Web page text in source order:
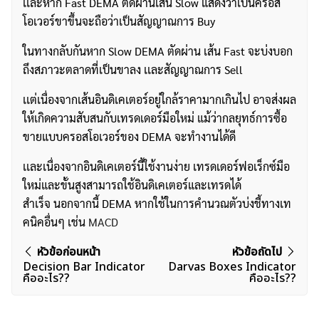
สำหรับ:
โอเวอร์ขาขึ้นจะถือว่าเป็นสัญญาณการ Buy
ในทางกลับกันหาก Slow DEMA ตัดผ่าน เส้น Fast จะบ่งบอก
ถึงสภาวะตลาดที่เป็นขาลง เเละสัญญาณการ Sell
เเต่เนื่องจากเส้นอินดิเคเตอร์อยู่ใกล้ราคามากเกินไป อาจส่งผล
ให้เกิดความสับสนกับเทรดเดอร์มือใหม่ แม้ว่ากลยุทธ์การซื้อ
ขายแบบครอสโอเวอร์ของ DEMA จะทำงานได้ดี
เเละเนื่องจากอินดิเคเตอร์นี้ใช้งานง่าย เทรดเดอร์ฟอเร็กซ์มือ
ใหม่และขั้นสูงสามารถใช้อินดิเคเตอร์และเทรดได้
สำเร็จ นอกจากนี้ DEMA หากใช้ในการคำนวณตัวบ่งชี้ทางเท
คนิคอื่นๆ เช่น MACD
แนะแนว
เรื่อง
หัวข้อก่อนหน้า
Decision Bar Indicator
คืออะไร??
หัวข้อถัดไป
Darvas Boxes Indicator
คืออะไร??